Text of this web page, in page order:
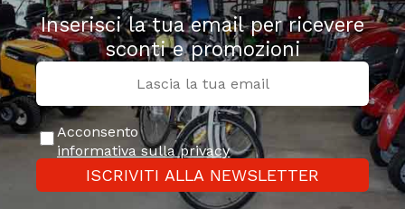
Inserisci la tua email per ricevere
sconti e promozioni
Acconsento
informativa sulla privacy
ISCRIVITI ALLA NEWSLETTER